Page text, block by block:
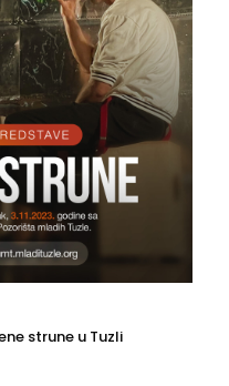
strune u Tuzli